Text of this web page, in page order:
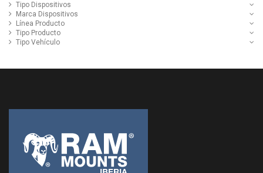
Tipo Dispositivos
Marca Dispositivos
Línea Producto
Tipo Producto
Tipo Vehículo